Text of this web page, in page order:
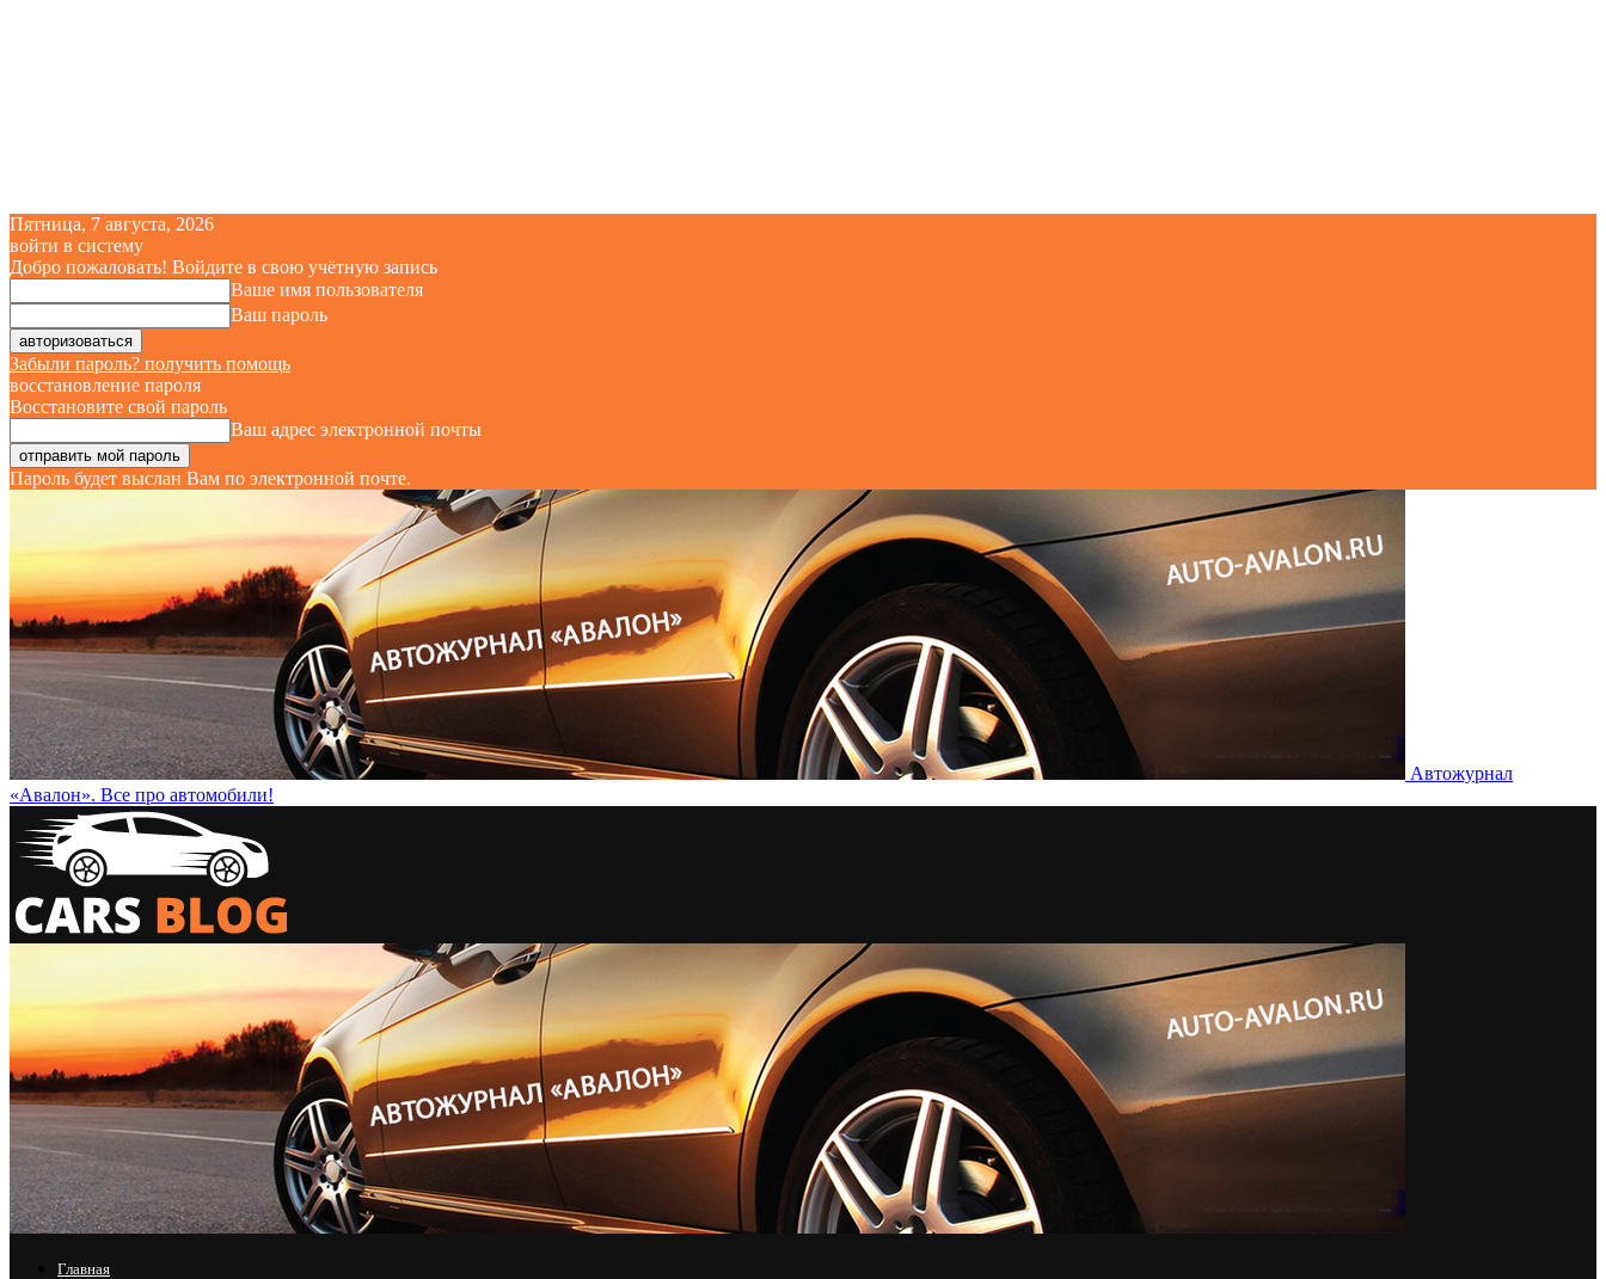
Пятница, 7 августа, 2026
войти в систему
Добро пожаловать! Войдите в свою учётную запись
Ваше имя пользователя
Ваш пароль
Забыли пароль? получить помощь
восстановление пароля
Восстановите свой пароль
Ваш адрес электронной почты
Пароль будет выслан Вам по электронной почте.
Автожурнал
«Авалон». Все про автомобили!
Главная